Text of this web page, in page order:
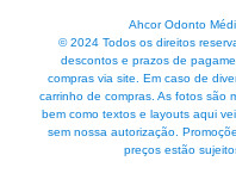
Ahcor Odonto
© 2024 Todos os direitos
descontos e prazos de
compras via site. Em caso de
carrinho de compras. As fotos são
bem como textos e layouts aqui
sem nossa autorização.
preços estão